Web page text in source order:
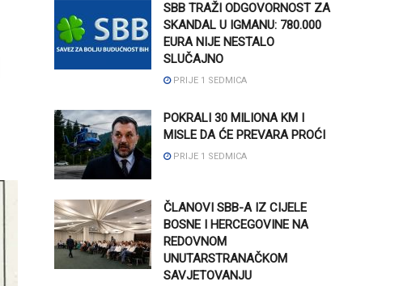
SBB TRAŽI ODGOVORNOST ZA
SKANDAL U IGMANU: 780.000
EURA NIJE NESTALO
SLUČAJNO
PRIJE 1 SEDMICA
POKRALI 30 MILIONA KM I
MISLE DA ĆE PREVARA PROĆI
PRIJE 1 SEDMICA
ČLANOVI SBB-A IZ CIJELE
BOSNE I HERCEGOVINE NA
REDOVNOM
UNUTARSTRANAČKOM
SAVJETOVANJU